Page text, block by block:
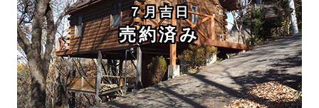
７月吉日
売約済み